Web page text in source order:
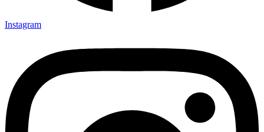
Instagram